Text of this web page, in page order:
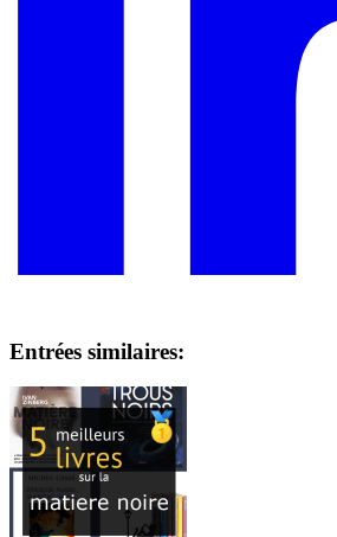
Entrées similaires: